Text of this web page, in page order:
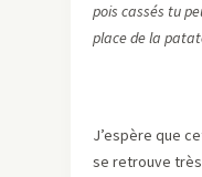
pois cassés tu
place de la
J’espère que
se retrouve